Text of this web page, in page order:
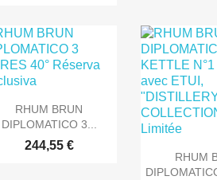
Aperçu rapide
RHUM BRUN
DIPLOMATICO 3...
244,55 €
RHUM